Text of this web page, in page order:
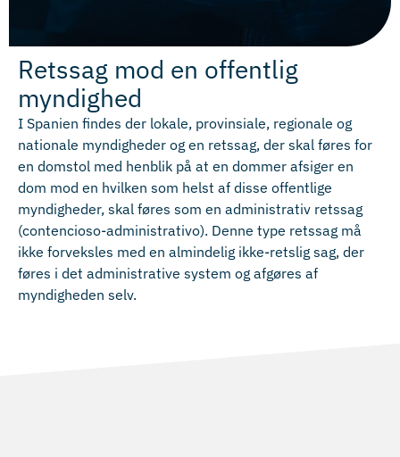
Retssag mod en offentlig
myndighed
I Spanien findes der lokale, provinsiale, regionale og
nationale myndigheder og en retssag, der skal føres for
en domstol med henblik på at en dommer afsiger en
dom mod en hvilken som helst af disse offentlige
myndigheder, skal føres som en administrativ retssag
(contencioso-administrativo). Denne type retssag må
ikke forveksles med en almindelig ikke-retslig sag, der
føres i det administrative system og afgøres af
myndigheden selv.